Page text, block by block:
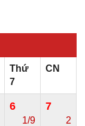
Thứ
7
CN
6
1/9
7
2